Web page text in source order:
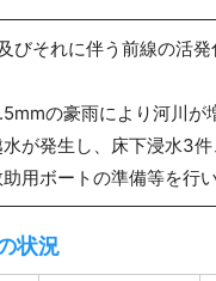
びそれに伴う前線の活
の豪雨により河川が
が発生し、床下浸水3
用ボートの準備等を行
状況